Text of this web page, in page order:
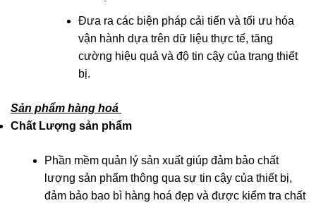
Đưa ra các biện pháp cải tiến và tối ưu hóa
vận hành dựa trên dữ liệu thực tế, tăng
cường hiệu quả và độ tin cậy của trang thiết
bị.
Sản phẩm hàng hoá
Chất Lượng sản phẩm
Phần mềm quản lý sản xuất giúp đảm bảo chất
lượng sản phẩm thông qua sự tin cậy của thiết bị,
đảm bảo bao bì hàng hoá đẹp và được kiểm tra chất